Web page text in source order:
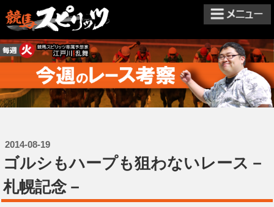
2014-08-19
ゴルシもハープも狙わないレース－
札幌記念－